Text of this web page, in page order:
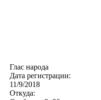
Глас народа
Дата регистрации:
11/9/2018
Откуда: